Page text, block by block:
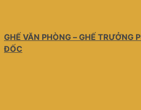
GHẾ VĂN PHÒNG – GHẾ TRƯỞNG
ĐỐC